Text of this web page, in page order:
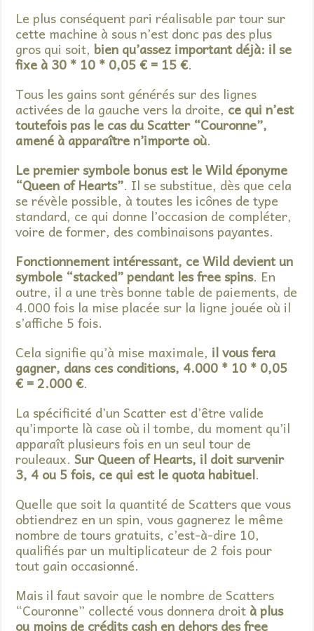
Le plus conséquent pari réalisable par tour sur
cette machine à sous n’est donc pas des plus
gros qui soit, bien qu’assez important déjà: il se
fixe à 30 * 10 * 0,05 € = 15 €.
Tous les gains sont générés sur des lignes
activées de la gauche vers la droite, ce qui n’est
toutefois pas le cas du Scatter “Couronne”,
amené à apparaître n’importe où.
Le premier symbole bonus est le Wild éponyme
“Queen of Hearts”. Il se substitue, dès que cela
se révèle possible, à toutes les icônes de type
standard, ce qui donne l’occasion de compléter,
voire de former, des combinaisons payantes.
Fonctionnement intéressant, ce Wild devient un
symbole “stacked” pendant les free spins. En
outre, il a une très bonne table de paiements, de
4.000 fois la mise placée sur la ligne jouée où il
s’affiche 5 fois.
Cela signifie qu’à mise maximale, il vous fera
gagner, dans ces conditions, 4.000 * 10 * 0,05
€ = 2.000 €.
La spécificité d’un Scatter est d’être valide
qu’importe là case où il tombe, du moment qu’il
apparaît plusieurs fois en un seul tour de
rouleaux.Sur Queen of Hearts, il doit survenir
3, 4 ou 5 fois, ce qui est le quota habituel.
Quelle que soit la quantité de Scatters que vous
obtiendrez en un spin, vous gagnerez le même
nombre de tours gratuits, c’est-à-dire 10,
qualifiés par un multiplicateur de 2 fois pour
tout gain occasionné.
Mais il faut savoir que le nombre de Scatters
“Couronne” collecté vous donnera droit à plus
ou moins de crédits cash en dehors des free